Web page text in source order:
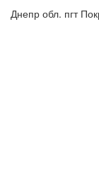
Днепр обл. пгт